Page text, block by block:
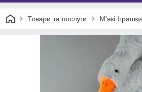
Товари та послуги М'які Іграшки